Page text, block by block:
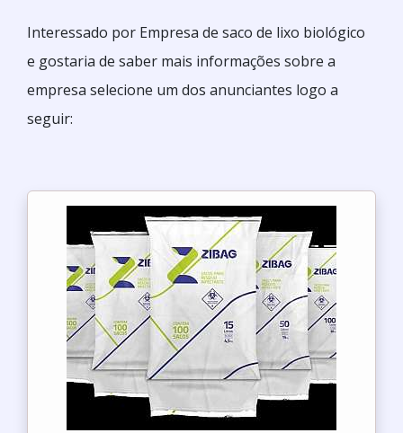
Interessado por Empresa de saco de lixo biológico
e gostaria de saber mais informações sobre a
empresa selecione um dos anunciantes logo a
seguir: